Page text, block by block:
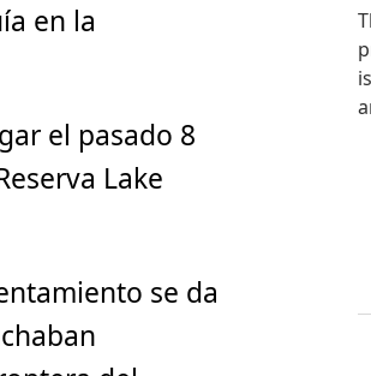
en la
el pasado 8
Lake
se da